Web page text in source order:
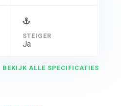
STEIGER
Ja
BEKIJK ALLE SPECIFICATIES